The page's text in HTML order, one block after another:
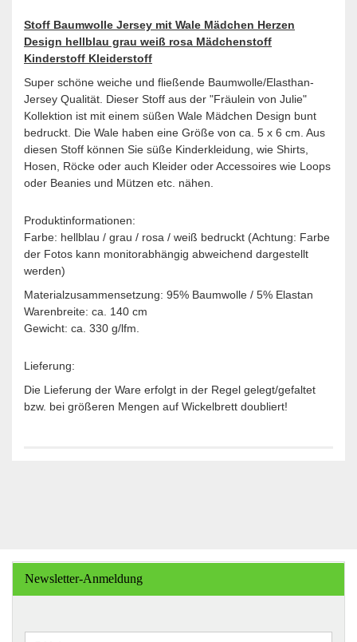
Stoff Baumwolle Jersey mit Wale Mädchen Herzen
Design hellblau grau weiß rosa Mädchenstoff
Kinderstoff Kleiderstoff
Super schöne weiche und fließende Baumwolle/Elasthan-
Jersey Qualität. Dieser Stoff aus der "Fräulein von Julie"
Kollektion ist mit einem süßen Wale Mädchen Design bunt
bedruckt. Die Wale haben eine Größe von ca. 5 x 6 cm. Aus
diesen Stoff können Sie süße Kinderkleidung, wie Shirts,
Hosen, Röcke oder auch Kleider oder Accessoires wie Loops
oder Beanies und Mützen etc. nähen.
Produktinformationen:
Farbe: hellblau / grau / rosa / weiß bedruckt (Achtung: Farbe
der Fotos kann monitorabhängig abweichend dargestellt
werden)
Materialzusammensetzung: 95% Baumwolle / 5% Elastan
Warenbreite: ca. 140 cm
Gewicht: ca. 330 g/lfm.
Lieferung:
Die Lieferung der Ware erfolgt in der Regel gelegt/gefaltet
bzw. bei größeren Mengen auf Wickelbrett doubliert!
Newsletter-Anmeldung